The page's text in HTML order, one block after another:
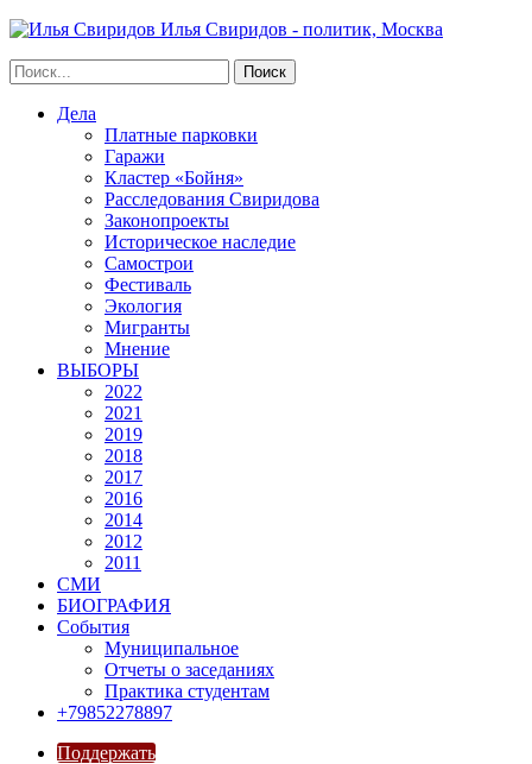
Илья Свиридов - политик, Москва
Дела
Платные парковки
Гаражи
Кластер «Бойня»
Расследования Свиридова
Законопроекты
Историческое наследие
Самострои
Фестиваль
Экология
Мигранты
Мнение
ВЫБОРЫ
2022
2021
2019
2018
2017
2016
2014
2012
2011
СМИ
БИОГРАФИЯ
События
Муниципальное
Отчеты о заседаниях
Практика студентам
+79852278897
Поддержать